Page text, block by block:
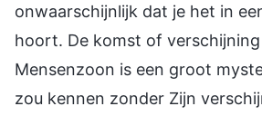
onwaarschijnlijk dat je het in
hoort. De komst of
Mensenzoon is een groot
zou kennen zonder Zijn